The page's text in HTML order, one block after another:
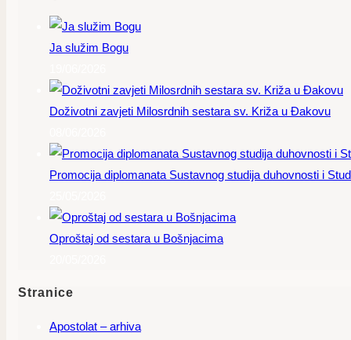
Ja služim Bogu
Doživotni zavjeti Milosrdnih sestara sv. Križa u Đakovu
Promocija diplomanata Sustavnog studija duhovnosti i
Oproštaj od sestara u Bošnjacima
Stranice
Apostolat – arhiva